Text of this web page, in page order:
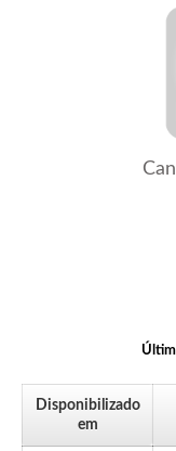
Disponibilizado
em